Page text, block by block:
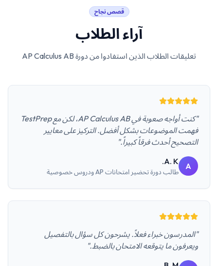
قصص نجاح
آراء الطلاب
تعليقات الطلاب الذين استفادوا من دورة AP Calculus AB
"كنت أواجه صعوبة في AP Calculus AB، لكن مع TestPrep
فهمت الموضوعات بشكل أفضل. التركيز على معايير
التصحيح أحدث فرقاً كبيراً."
A
A. K.
طالب دورة تحضير امتحانات AP ودروس خصوصية
"المدرسون خبراء فعلاً. يشرحون كل سؤال بالتفصيل
ويعرفون ما يتوقعه الامتحان بالضبط."